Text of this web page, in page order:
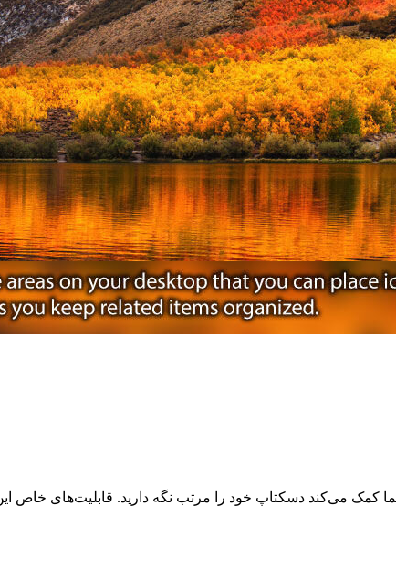
کمک می‌کند دسکتاپ خود را مرتب نگه دارید. قابلیت‌های خاص